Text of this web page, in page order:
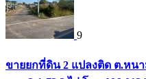
9
ขายยกที่ดิน 2 แปลงติด ต.หนา